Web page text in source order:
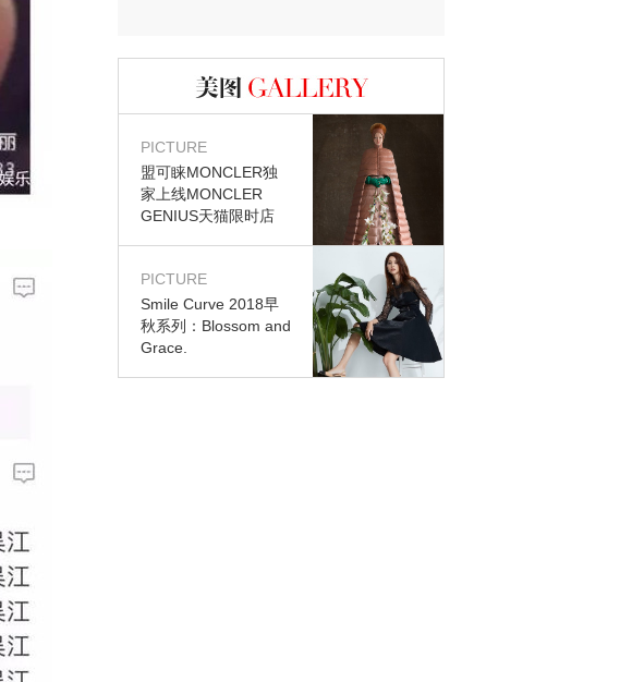
图库
PICTURE
盟可睐MONCLER独
家上线MONCLER
GENIUS天猫限时店
PICTURE
Smile Curve 2018早
秋系列：Blossom and
Grace.